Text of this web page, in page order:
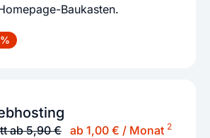
Baukasten.
ab 5,90 € ab 1,00 € / Monat 2